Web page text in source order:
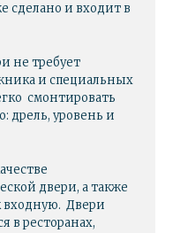
сделано и входит в
не требует
и специальных
смонтировать
дрель, уровень и
двери, а также
входную. Двери
в ресторанах,